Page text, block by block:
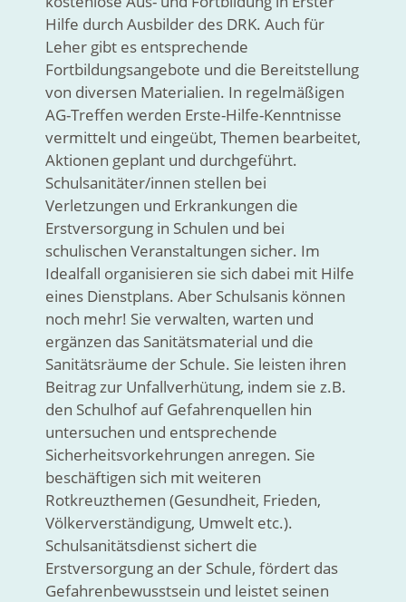
Hilfe durch Ausbilder des DRK. Auch für
Leher gibt es entsprechende
Fortbildungsangebote und die Bereitstellung
von diversen Materialien. In regelmäßigen
AG-Treffen werden Erste-Hilfe-Kenntnisse
vermittelt und eingeübt, Themen bearbeitet,
Aktionen geplant und durchgeführt.
Schulsanitäter/innen stellen bei
Verletzungen und Erkrankungen die
Erstversorgung in Schulen und bei
schulischen Veranstaltungen sicher. Im
Idealfall organisieren sie sich dabei mit Hilfe
eines Dienstplans. Aber Schulsanis können
noch mehr! Sie verwalten, warten und
ergänzen das Sanitätsmaterial und die
Sanitätsräume der Schule. Sie leisten ihren
Beitrag zur Unfallverhütung, indem sie z.B.
den Schulhof auf Gefahrenquellen hin
untersuchen und entsprechende
Sicherheitsvorkehrungen anregen. Sie
beschäftigen sich mit weiteren
Rotkreuzthemen (Gesundheit, Frieden,
Völkerverständigung, Umwelt etc.).
Schulsanitätsdienst sichert die
Erstversorgung an der Schule, fördert das
Gefahrenbewusstsein und leistet seinen